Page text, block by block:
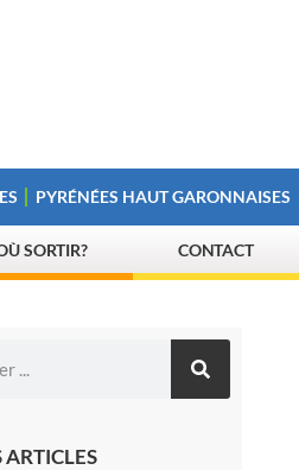
PYRÉNÉES HAUT GARONNAISES
SORTIR? CONTACT
ARTICLES